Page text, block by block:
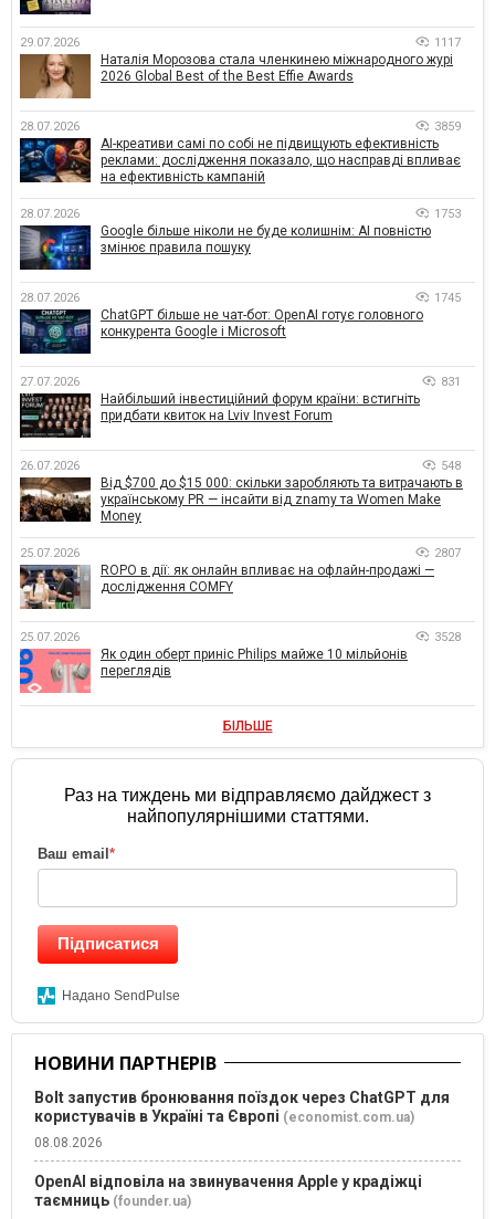
29.07.2026 1117
Наталія Морозова стала членкинею міжнародного журі
2026 Global Best of the Best Effie Awards
28.07.2026 3859
AI-креативи самі по собі не підвищують ефективність
реклами: дослідження показало, що насправді впливає
на ефективність кампаній
28.07.2026 1753
Google більше ніколи не буде колишнім: AI повністю
змінює правила пошуку
28.07.2026 1745
ChatGPT більше не чат-бот: OpenAI готує головного
конкурента Google і Microsoft
27.07.2026 831
Найбільший інвестиційний форум країни: встигніть
придбати квиток на Lviv Invest Forum
26.07.2026 548
Від $700 до $15 000: скільки заробляють та витрачають в
українському PR — інсайти від znamy та Women Make
Money
25.07.2026 2807
ROPO в дії: як онлайн впливає на офлайн-продажі —
дослідження COMFY
25.07.2026 3528
Як один оберт приніс Philips майже 10 мільйонів
переглядів
БІЛЬШЕ
Раз на тиждень ми відправляємо дайджест з
найпопулярнішими статтями.
Ваш email *
Підписатися
Надано SendPulse
НОВИНИ ПАРТНЕРІВ
Bolt запустив бронювання поїздок через ChatGPT для
користувачів в Україні та Європі (economist.com.ua)
08.08.2026
OpenAI відповіла на звинувачення Apple у крадіжці
таємниць (founder.ua)